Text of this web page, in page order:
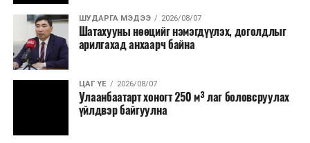
ШУДАРГА МЭДЭЭ 2026/08/07
Шатахууны нөөцийг нэмэгдүүлэх, доголдлыг
арилгахад анхаарч байна
ЦАГ ҮЕ 2026/08/07
Улаанбаатарт хоногт 250 м³ лаг боловсруулах
үйлдвэр байгуулна